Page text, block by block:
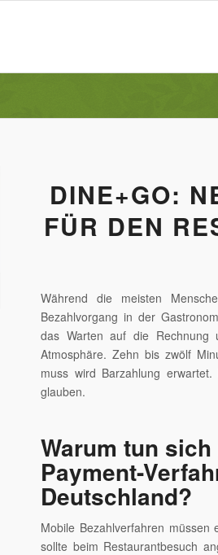
DINE+GO:
FÜR DEN
Während die meisten
Bezahlvorgang in der
das Warten auf die Rechnung
Atmosphäre. Zehn bis zwölf
muss wird Barzahlung
glauben.
Warum tun
Payment-
Deutschland?
Mobile Bezahlverfahren
sollte beim Restaurantbesuch